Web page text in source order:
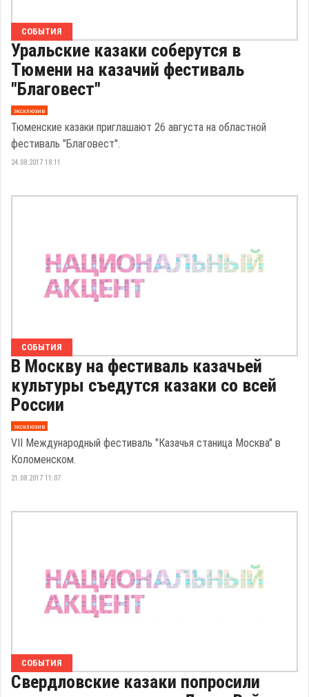
СОБЫТИЯ
Уральские казаки соберутся в
Тюмени на казачий фестиваль
"Благовест"
эксклюзив
Тюменские казаки приглашают 26 августа на областной
фестиваль "Благовест".
24.08.2017 18:11
СОБЫТИЯ
В Москву на фестиваль казачьей
культуры съедутся казаки со всей
России
эксклюзив
VII Международный фестиваль "Казачья станица Москва" в
Коломенском.
21.08.2017 11:07
СОБЫТИЯ
Свердловские казаки попросили